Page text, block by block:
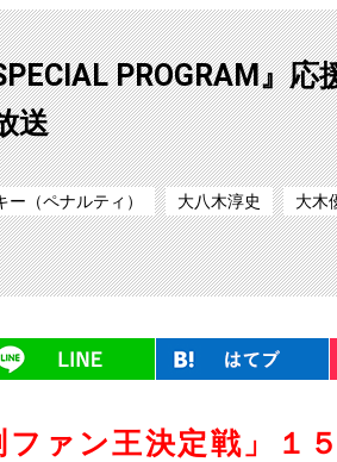
PROGRAM』
送
ー（ペナルティ） 大八木淳史 大木
ツイート
ァン王決定戦」
１